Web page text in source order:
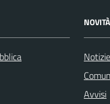
NOVITÀ
Notizie
Avvisi